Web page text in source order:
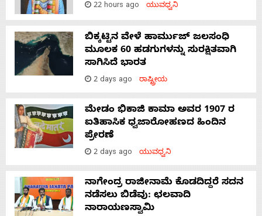
22 hours ago ಯುವಧ್ವನಿ
ಬಿಕ್ಕಟ್ಟಿನ ವೇಳೆ ಹಾರ್ಮುಜ್ ಜಲಸಂಧಿ
ಮೂಲಕ 60 ಹಡಗುಗಳನ್ನು ಸುರಕ್ಷಿತವಾಗಿ
ಸಾಗಿಸಿದೆ ಭಾರತ
2 days ago ರಾಷ್ಟ್ರೀಯ
ಮೇಡಂ ಭಿಕಾಜಿ ಕಾಮಾ ಅವರ 1907 ರ
ಐತಿಹಾಸಿಕ ಧ್ವಜಾರೋಹಣದ ಹಿಂದಿನ
ಪ್ರೇರಣೆ
2 days ago ಯುವಧ್ವನಿ
ನಾಗೇಂದ್ರ ರಾಜೀನಾಮೆ ಕೊಡದಿದ್ದರೆ ಸದನ
ನಡೆಸಲು ಬಿಡೆವು: ಛಲವಾದಿ
ನಾರಾಯಣಸ್ವಾಮಿ